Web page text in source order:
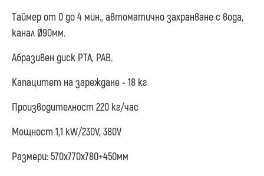
Tаймер от 0 до 4 мин., автоматично захранване с вода,
канал Ø90мм.
Абразивен диск PTA, PAB.
Капацитет на зареждане - 18 кг
Производителност 220 кг/час
Мощност 1,1 kW/230V, 380V
Размери: 570х770х780+450мм